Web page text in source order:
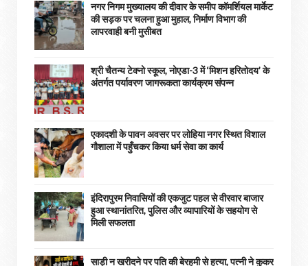
नगर निगम मुख्यालय की दीवार के समीप कॉमर्शियल मार्केट
की सड़क पर चलना हुआ मुहाल, निर्माण विभाग की
लापरवाही बनी मुसीबत
श्री चैतन्य टेक्नो स्कूल, नोएडा-3 में ‘मिशन हरितोदय’ के
अंतर्गत पर्यावरण जागरूकता कार्यक्रम संपन्न
एकादशी के पावन अवसर पर लोहिया नगर स्थित विशाल
गौशाला में पहुँचकर किया धर्म सेवा का कार्य
इंदिरापुरम निवासियों की एकजुट पहल से वीरवार बाजार
हुआ स्थानांतरित, पुलिस और व्यापारियों के सहयोग से
मिली सफलता
साड़ी न खरीदने पर पति की बेरहमी से हत्या, पत्नी ने कुकर